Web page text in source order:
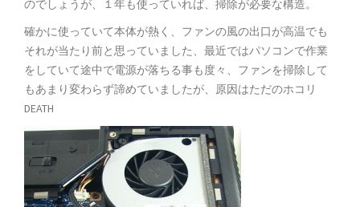
のでしょうが、１年も使っていれば、掃除が必要な構造。
確かに使っていて本体が熱く、ファンの風の出口が高温でも
それが当たり前と思っていました、最近ではパソコンで作業
をしていて途中で電源が落ちる事も度々、ファンを掃除して
もあまり変わらず諦めていましたが、原因はただのホコリ
DEATH